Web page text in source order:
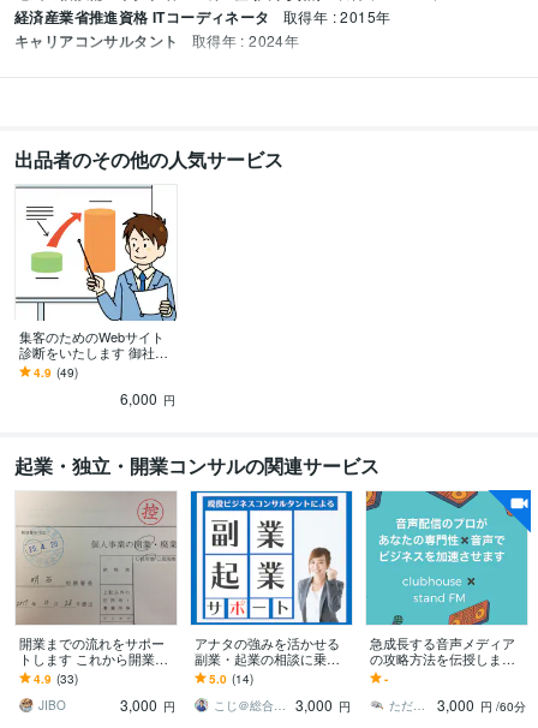
経済産業省推進資格 ITコーディネータ 取得年 : 2015年
キャリアコンサルタント 取得年 : 2024年
出品者のその他の人気サービス
集客のためのWebサイト
診断をいたします 御社の
強みを活かしライバル会
社に差をつけるサイト診
4.9 (49)
6,000 円
起業・独立・開業コンサルの関連サービス
開業までの流れをサポー
トします これから開業を
考えている個人事業をし
ている人にオススメで
す！
4.9 (33)
JIBO
3,000 円
アナタの強みを活かせる
副業・起業の相談に乗り
ます 得意を仕事にするは
じめの一歩を現役マーケ
ターがお手伝い！
5.0 (14)
こじ＠総合ビジネスコンサルタント
3,000 円
急成長する音声メディア
の攻略方法を伝授します
新メディアはスタートの
タイミングで攻略するこ
とが鍵を握ります
-
ただひろ 思考の片づけ専門コーチ
3,000 円 /60分